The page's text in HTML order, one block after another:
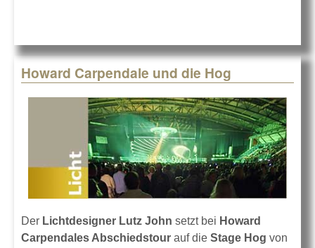
Howard Carpendale und die Hog
Der Lichtdesigner Lutz John setzt bei Howard
Carpendales Abschiedstour auf die Stage Hog von